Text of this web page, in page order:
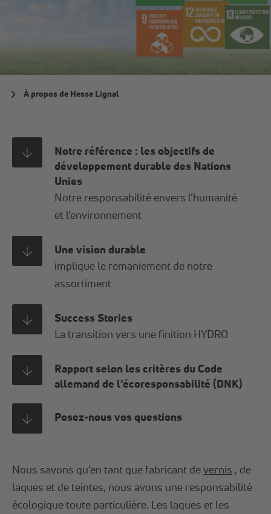
À propos de Hesse Lignal
Notre référence : les objectifs de
développement durable des Nations
Unies
Notre responsabilité envers l’humanité
et l’environnement
Une vision durable
implique le remaniement de notre
assortiment
Success Stories
La transition vers une finition HYDRO
Rapport selon les critères du Code
allemand de l’écoresponsabilité (DNK)
Posez-nous vos questions
Nous savons qu’en tant que fabricant devernis , de
laques et de teintes, nous avons une responsabilité
écologique toute particulière. Les laques et les